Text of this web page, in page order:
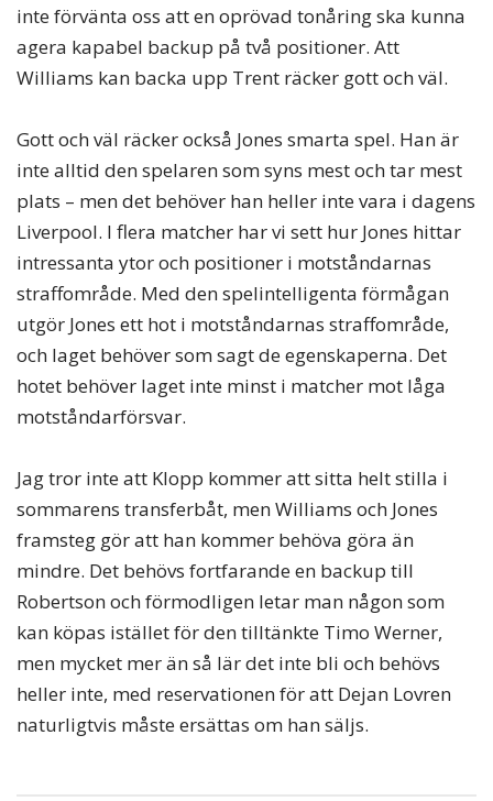
inte förvänta oss att en oprövad tonåring ska kunna
agera kapabel backup på två positioner. Att
Williams kan backa upp Trent räcker gott och väl.
Gott och väl räcker också Jones smarta spel. Han är
inte alltid den spelaren som syns mest och tar mest
plats – men det behöver han heller inte vara i dagens
Liverpool. I flera matcher har vi sett hur Jones hittar
intressanta ytor och positioner i motståndarnas
straffområde. Med den spelintelligenta förmågan
utgör Jones ett hot i motståndarnas straffområde,
och laget behöver som sagt de egenskaperna. Det
hotet behöver laget inte minst i matcher mot låga
motståndarförsvar.
Jag tror inte att Klopp kommer att sitta helt stilla i
sommarens transferbåt, men Williams och Jones
framsteg gör att han kommer behöva göra än
mindre. Det behövs fortfarande en backup till
Robertson och förmodligen letar man någon som
kan köpas istället för den tilltänkte Timo Werner,
men mycket mer än så lär det inte bli och behövs
heller inte, med reservationen för att Dejan Lovren
naturligtvis måste ersättas om han säljs.